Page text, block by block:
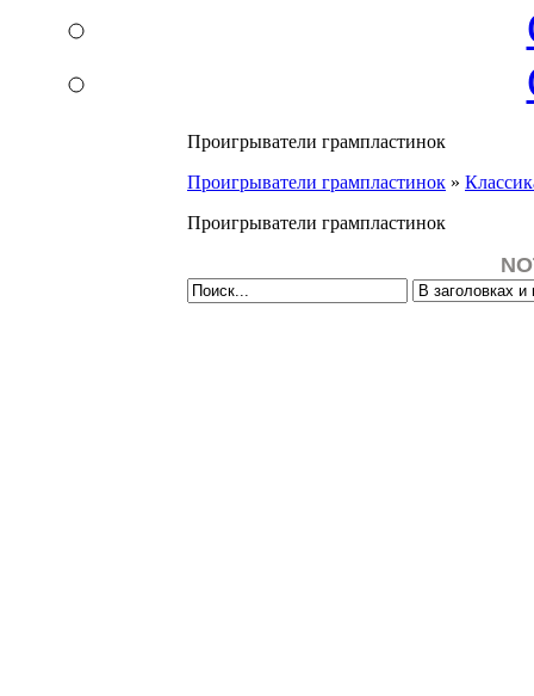
Проигрыватели грампластинок
Проигрыватели грампластинок »
Проигрыватели грампластинок